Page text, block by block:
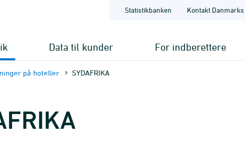
Statistikbanken Kontakt
Data til kunder For indberettere
på hoteller SYDAFRIKA